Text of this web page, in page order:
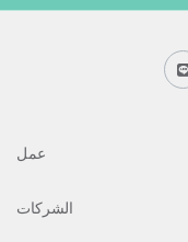
عمل
الشركات